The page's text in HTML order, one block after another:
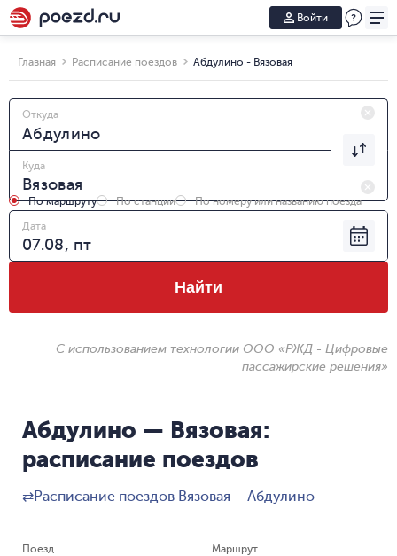
Войти
Главная Расписание поездов Абдулино - Вязовая
Откуда
Куда
По маршруту По станции
По номеру или названию поезда
Дата
Найти
С использованием технологии ООО «РЖД - Цифровые
пассажирские решения»
Абдулино — Вязовая:
расписание поездов
⇄Расписание поездов Вязовая – Абдулино
Поезд Маршрут